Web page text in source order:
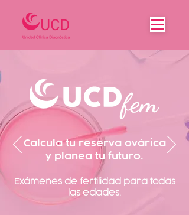
Calcula tu reserva ovárica
y planea tu futuro.
Exámenes de fertilidad para todas
las edades.